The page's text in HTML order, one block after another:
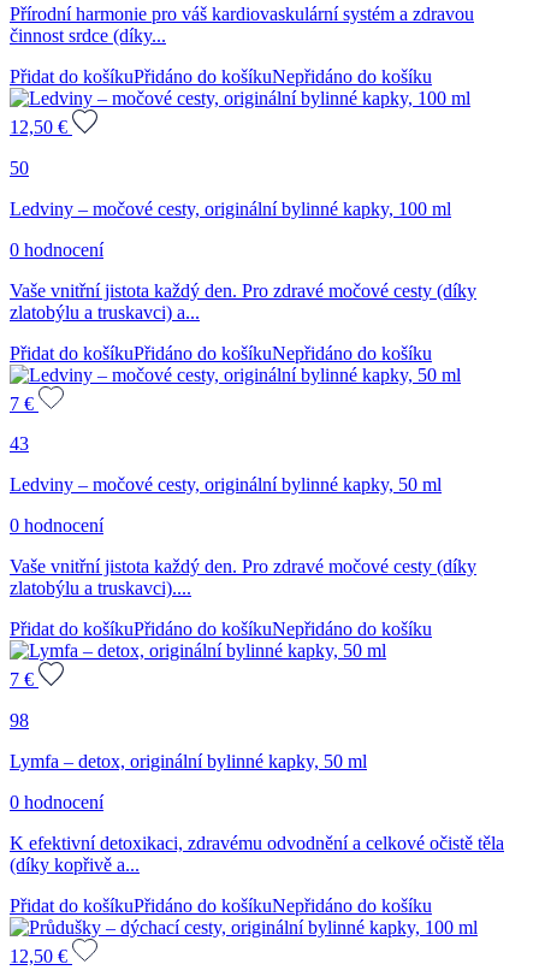
Přírodní harmonie pro váš kardiovaskulární systém a zdravou
činnost srdce (díky...
Přidat do košíkuPřidáno do košíkuNepřidáno do košíku
12,50 €
50
Ledviny – močové cesty, originální bylinné kapky, 100 ml
0 hodnocení
Vaše vnitřní jistota každý den. Pro zdravé močové cesty (díky
zlatobýlu a truskavci) a...
Přidat do košíkuPřidáno do košíkuNepřidáno do košíku
7 €
43
Ledviny – močové cesty, originální bylinné kapky, 50 ml
0 hodnocení
Vaše vnitřní jistota každý den. Pro zdravé močové cesty (díky
zlatobýlu a truskavci)....
Přidat do košíkuPřidáno do košíkuNepřidáno do košíku
7 €
98
Lymfa – detox, originální bylinné kapky, 50 ml
0 hodnocení
K efektivní detoxikaci, zdravému odvodnění a celkové očistě těla
(díky kopřivě a...
Přidat do košíkuPřidáno do košíkuNepřidáno do košíku
12,50 €